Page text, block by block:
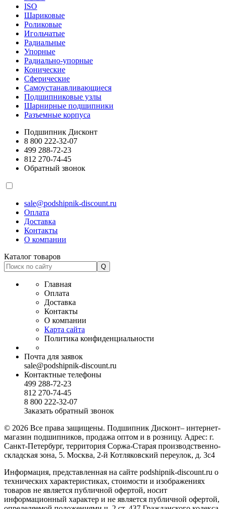
ISO
Шариковые
Роликовые
Игольчатые
Радиальные
Упорные
Радиально-упорные
Конические
Сферические
Самоустанавливающиеся
Подшипниковые узлы
Шарнирные подшипники
Разъемные корпуса
Подшипник Дисконт
8 800 222-32-07
499 288-72-23
812 270-74-45
Обратный звонок
sale@podshipnik-discount.ru
Оплата
Доставка
Контакты
О компании
Каталог товаров
Главная
Оплата
Доставка
Контакты
О компании
Карта сайта
Политика конфиденциальности
Почта для заявок
sale@podshipnik-discount.ru
Контактные телефоны
499 288-72-23
812 270-74-45
8 800 222-32-07
Заказать обратный звонок
© 2026 Все права защищены. Подшипник Дисконт– интернет-
магазин подшипников, продажа оптом и в розницу. Адрес: г.
Санкт-Петербург, территория Соржа-Старая производственно-
складская зона, 5. Москва, 2-й Котляковский переулок, д. 3с4
Информация, представленная на сайте podshipnik-discount.ru о
технических характеристиках, стоимости и изображениях
товаров не является публичной офертой, носит
информационный характер и не является публичной офертой,